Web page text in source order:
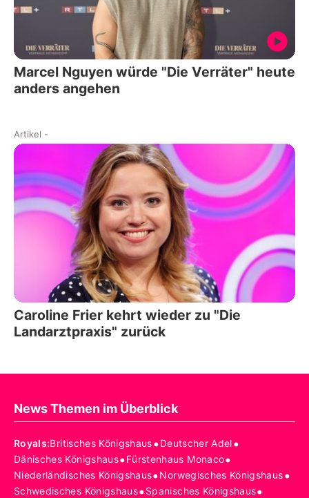
Marcel Nguyen würde "Die Verräter" heute
anders angehen
Artikel -
Caroline Frier kehrt wieder zu "Die
Landarztpraxis" zurück
News Themen im Überblick
Royals:Britisches Königshaus•Deutscher Adel•
Dänisches Königshaus•Fürstenhaus Monaco•
Niederländisches Königshaus•Norwegisches Königshaus•
Schwedisches Königshaus•Spanisches Königshaus•